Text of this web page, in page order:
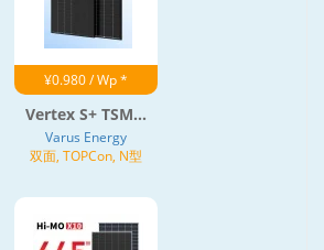
¥0.980 / Wp *
Vertex S+ TSM...
Varus Energy
双面, TOPCon, N型